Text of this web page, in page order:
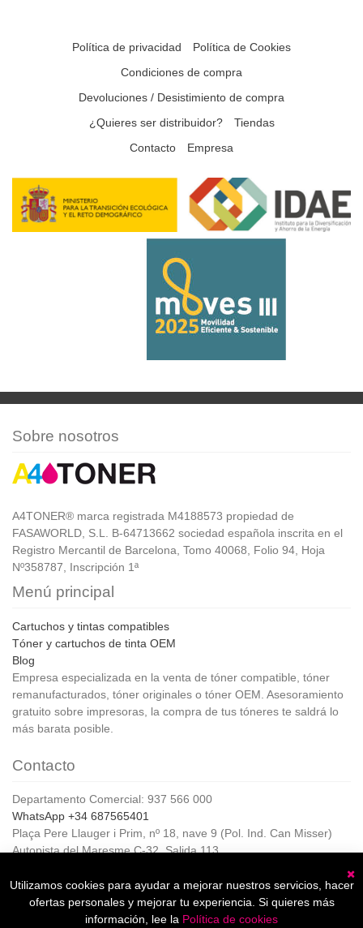
Política de privacidad
Política de Cookies
Condiciones de compra
Devoluciones / Desistimiento de compra
¿Quieres ser distribuidor?
Tiendas
Contacto
Empresa
Sobre nosotros
A4TONER® marca registrada M4188573 propiedad de
FASAWORLD, S.L. B-64713662 sociedad española inscrita en el
Registro Mercantil de Barcelona, Tomo 40068, Folio 94, Hoja
Nº358787, Inscripción 1ª
Menú principal
Cartuchos y tintas compatibles
Tóner y cartuchos de tinta OEM
Blog
Empresa especializada en la venta de tóner compatible, tóner
remanufacturados, tóner originales o tóner OEM. Asesoramiento
gratuito sobre impresoras, la compra de tus tóneres te saldrá lo
más barata posible.
Contacto
Departamento Comercial: 937 566 000
WhatsApp +34 687565401
Plaça Pere Llauger i Prim, nº 18, nave 9 (Pol. Ind. Can Misser)
Autopista del Maresme C-32, Salida 113
Horario de Atención al cliente:
De lunes a jueves de 8:00 a 17:00,
Viernes de 8:00 a 15:00
Utilizamos cookies para ayudar a mejorar nuestros servicios, hacer
ofertas personales y mejorar tu experiencia. Si quieres más
información, lee la Política de cookies